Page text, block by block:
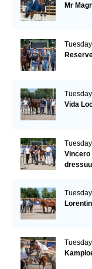
Mr
Vida
Vincero